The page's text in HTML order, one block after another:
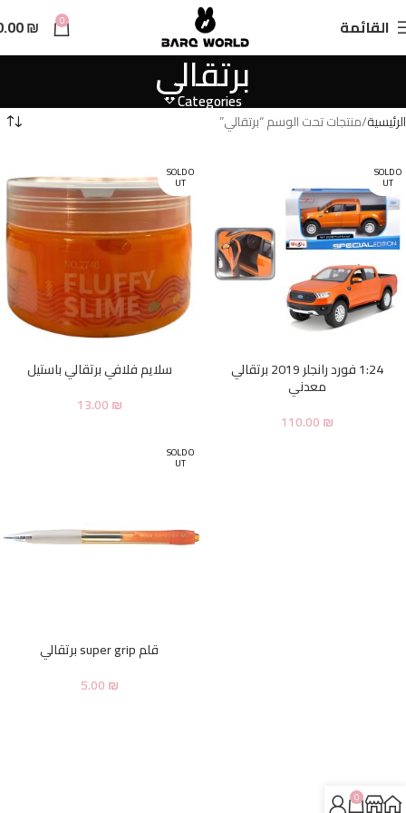
القائمة 0
₪
برتقالي
Categories
الرئيسية منتجات تحت الوسم “برتقالي”
SOLD O
UT
1:24 فورد رانجلر 2019 برتقالي
معدني
110.00₪
SOLD O
UT
سلايم فلافي برتقالي باستيل
13.00₪
SOLD O
UT
قلم super grip برتقالي
5.00₪
0